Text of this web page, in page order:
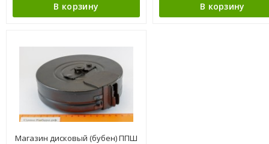
В корзину В корзину
Магазин дисковый (бубен) ППШ